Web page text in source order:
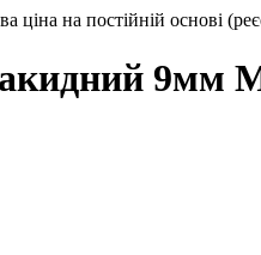
на постійній основі
9мм